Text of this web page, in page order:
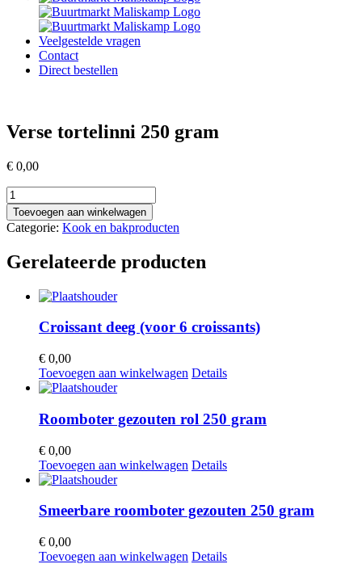
Veelgestelde vragen
Contact
Direct bestellen
Verse tortelinni 250 gram
€ 0,00
Verse
tortelinni
250
gram
Toevoegen aan winkelwagen
Categorie: Kook en bakproducten
Gerelateerde producten
Croissant deeg (voor 6 croissants)
€ 0,00
Toevoegen aan winkelwagen Details
Roomboter gezouten rol 250 gram
€ 0,00
Toevoegen aan winkelwagen Details
Smeerbare roomboter gezouten 250 gram
€ 0,00
Toevoegen aan winkelwagen Details